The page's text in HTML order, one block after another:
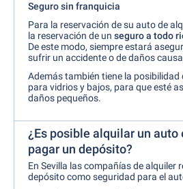
Seguro sin franquicia
Para la reservación de su auto de
la reservación de un seguro a todo
De este modo, siempre estará
sufrir un accidente o de daños
Además también tiene la posibilidad
para vidrios y bajos, para que esté
daños pequeños.
¿Es posible alquilar un auto
pagar un depósito?
En Sevilla las compañías de alquiler
depósito como seguridad para el